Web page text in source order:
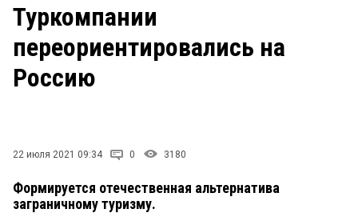
ЗАКОН
НОВОСТИ КОМПАНИЙ Блоги
Туркомпании
переориентировались на
Россию
22 июля 2021 09:34 0 3180
Формируется отечественная альтернатива
заграничному туризму.